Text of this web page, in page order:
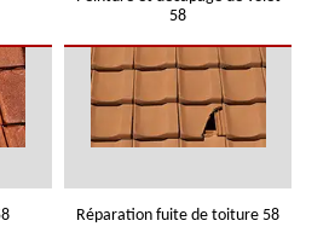
58
Réparation fuite de toiture 58